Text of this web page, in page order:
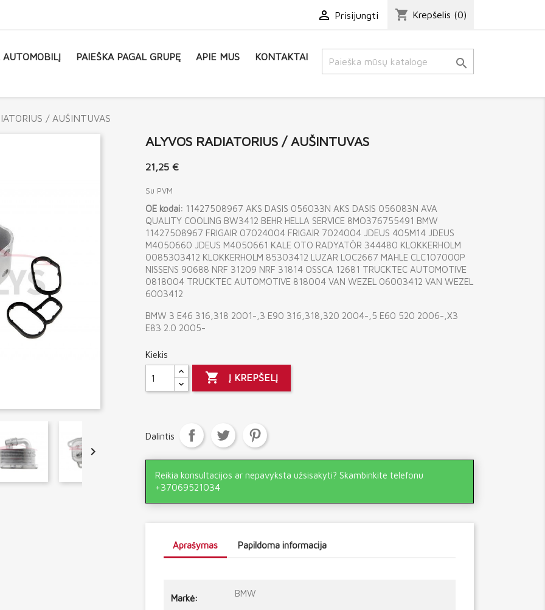
 Prisijungti shopping_cart Krepšelis (0)
AUTOMOBILĮ PAIEŠKA PAGAL GRUPĘ APIE MUS KONTAKTAI 
/ AUŠINTUVAS

ALYVOS RADIATORIUS / AUŠINTUVAS
21,25 €
Su PVM
OE kodai: 11427508967 AKS DASIS 056033N AKS DASIS 056083N AVA
QUALITY COOLING BW3412 BEHR HELLA SERVICE 8MO376755491 BMW
11427508967 FRIGAIR 07024004 FRIGAIR 7024004 JDEUS 405M14 JDEUS
M4050660 JDEUS M4050661 KALE OTO RADYATÖR 344480 KLOKKERHOLM
0085303412 KLOKKERHOLM 85303412 LUZAR LOC2667 MAHLE CLC107000P
NISSENS 90688 NRF 31209 NRF 31814 OSSCA 12681 TRUCKTEC AUTOMOTIVE
0818004 TRUCKTEC AUTOMOTIVE 818004 VAN WEZEL 06003412 VAN WEZEL
6003412
BMW 3 E46 316,318 2001-,3 E90 316,318,320 2004-,5 E60 520 2006-,X3
E83 2.0 2005-
Kiekis
 Į KREPŠELĮ
Dalintis
Reikia konsultacijos ar nepavyksta užsisakyti? Skambinkite telefonu
+37069521034
Aprašymas Papildoma informacija
Markė: BMW